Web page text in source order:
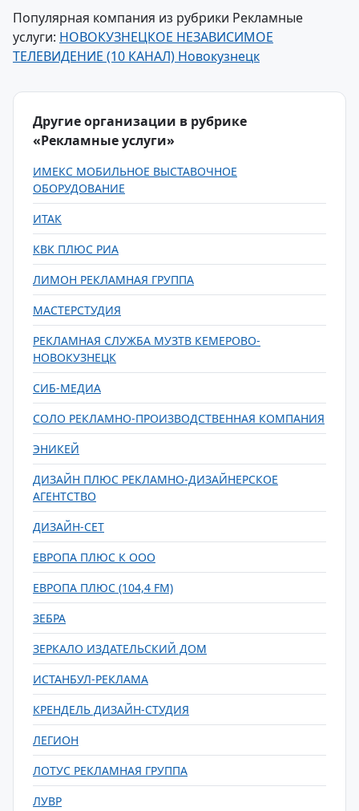
Популярная компания из рубрики Рекламные
услуги: НОВОКУЗНЕЦКОЕ НЕЗАВИСИМОЕ
ТЕЛЕВИДЕНИЕ (10 КАНАЛ) Новокузнецк
Другие организации в рубрике
«Рекламные услуги»
ИМЕКС МОБИЛЬНОЕ ВЫСТАВОЧНОЕ
ОБОРУДОВАНИЕ
ИТАК
КВК ПЛЮС РИА
ЛИМОН РЕКЛАМНАЯ ГРУППА
МАСТЕРСТУДИЯ
РЕКЛАМНАЯ СЛУЖБА МУЗТВ КЕМЕРОВО-
НОВОКУЗНЕЦК
СИБ-МЕДИА
СОЛО РЕКЛАМНО-ПРОИЗВОДСТВЕННАЯ КОМПАНИЯ
ЭНИКЕЙ
ДИЗАЙН ПЛЮС РЕКЛАМНО-ДИЗАЙНЕРСКОЕ
АГЕНТСТВО
ДИЗАЙН-СЕТ
ЕВРОПА ПЛЮС К ООО
ЕВРОПА ПЛЮС (104,4 FM)
ЗЕБРА
ЗЕРКАЛО ИЗДАТЕЛЬСКИЙ ДОМ
ИСТАНБУЛ-РЕКЛАМА
КРЕНДЕЛЬ ДИЗАЙН-СТУДИЯ
ЛЕГИОН
ЛОТУС РЕКЛАМНАЯ ГРУППА
ЛУВР